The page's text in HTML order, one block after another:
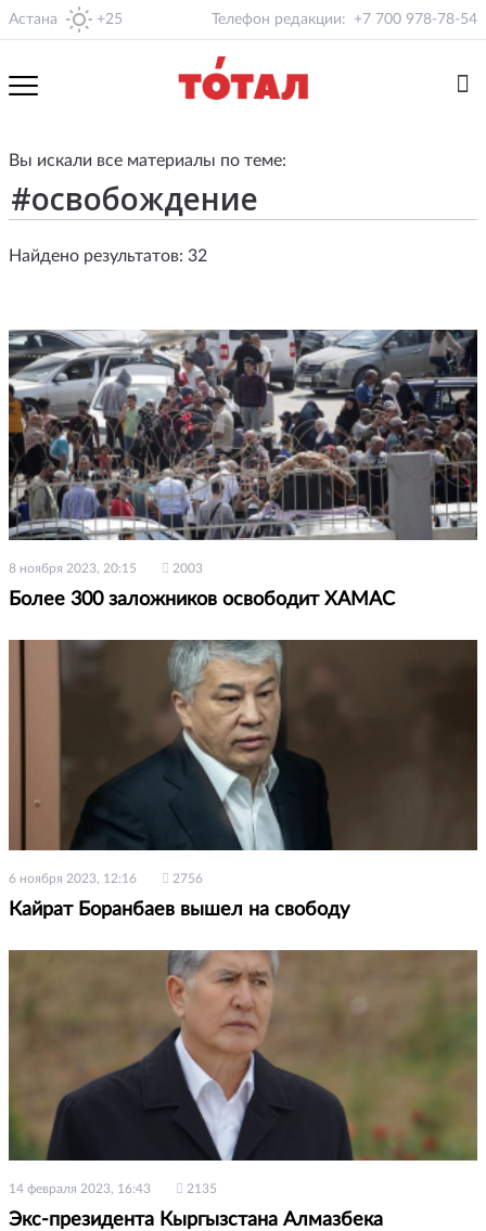
Астана +25 Телефон редакции: +7 700 978-78-54
Вы искали все материалы по теме:
Найдено результатов: 32
8 ноября 2023, 20:15 2003
Более 300 заложников освободит ХАМАС
6 ноября 2023, 12:16 2756
Кайрат Боранбаев вышел на свободу
14 февраля 2023, 16:43 2135
Экс-президента Кыргызстана Алмазбека